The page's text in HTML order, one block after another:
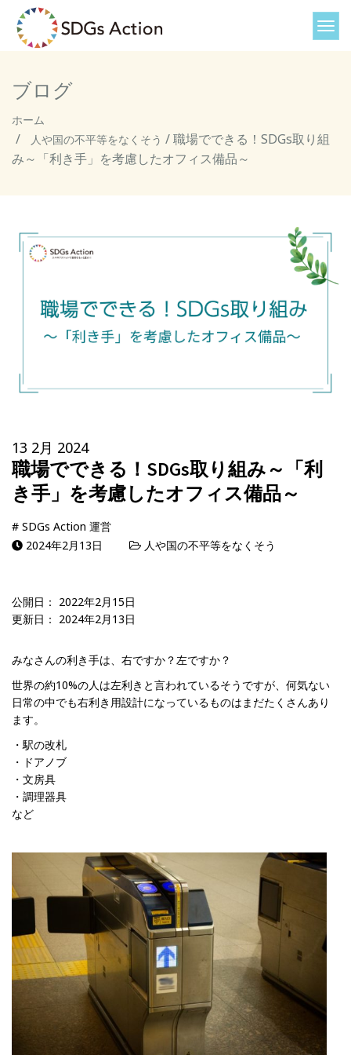
ブログ
ホーム
人や国の不平等をなくそう /職場でできる！SDGs取り組
み～「利き手」を考慮したオフィス備品～
13 2月 2024
職場でできる！SDGs取り組み～「利
き手」を考慮したオフィス備品～
# SDGs Action 運営
2024年2月13日
人や国の不平等をなくそう
公開日： 2022年2月15日
更新日： 2024年2月13日
みなさんの利き手は、右ですか？左ですか？
世界の約10%の人は左利きと言われているそうですが、何気ない
日常の中でも右利き用設計になっているものはまだたくさんあり
ます。
・駅の改札
・ドアノブ
・文房具
・調理器具
など